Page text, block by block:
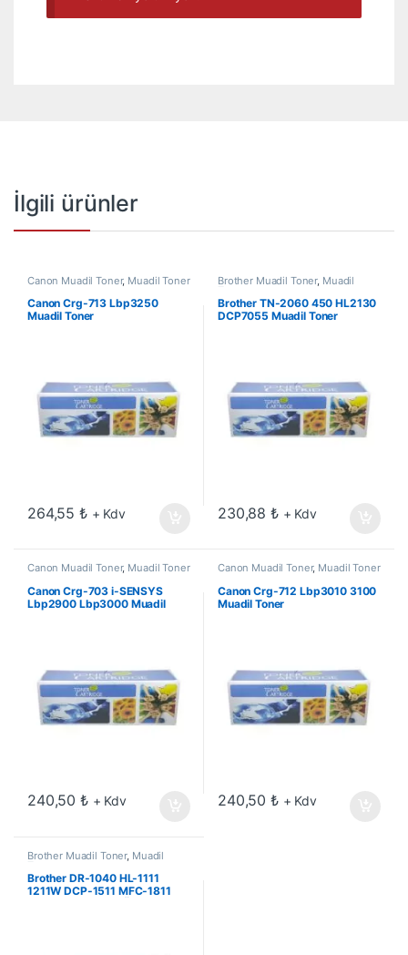
İlgili ürünler
Canon Muadil Toner, Muadil Toner
Canon Crg-713 Lbp3250
Muadil Toner
264,55₺ + Kdv
Brother Muadil Toner, Muadil
Brother TN-2060 450 HL2130
DCP7055 Muadil Toner
230,88₺ + Kdv
Canon Muadil Toner, Muadil Toner
Canon Crg-703 i-SENSYS
Lbp2900 Lbp3000 Muadil
240,50₺ + Kdv
Canon Muadil Toner, Muadil Toner
Canon Crg-712 Lbp3010 3100
Muadil Toner
240,50₺ + Kdv
Brother Muadil Toner, Muadil
Brother DR-1040 HL-1111
1211W DCP-1511 MFC-1811